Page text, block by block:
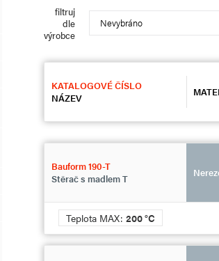
filtruj
dle
výrobce
Nevybráno
KATALOGOVÉ ČÍSLO
NÁZEV
Bauform 190-T
Stěrač s madlem T
Teplota MAX:200 °C